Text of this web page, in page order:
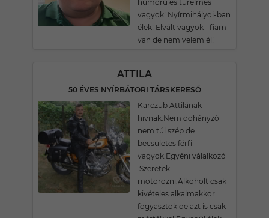
humoru és türelmes
vagyok! Nyírmihálydi-ban
élek! Elvált vagyok 1 fiam
van de nem velem él!
ATTILA
50 ÉVES NYÍRBÁTORI TÁRSKERESŐ
Karczub Attilának
hivnak.Nem dohányzó
nem túl szép de
becsületes férfi
vagyok.Egyéni válalkozó
.Szeretek
motorozni.Alkoholt csak
kivételes alkalmakkor
fogyasztok de azt is csak